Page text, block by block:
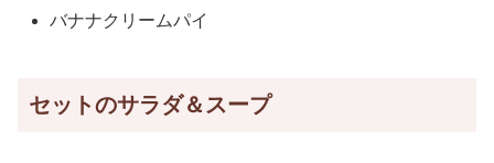
バナナクリームパイ
セットのサラダ＆スープ